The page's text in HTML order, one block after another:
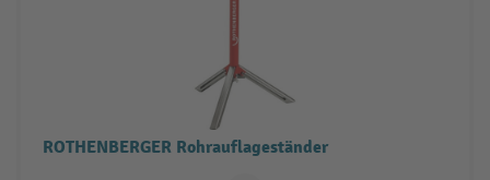
ROTHENBERGER Rohrauflageständer